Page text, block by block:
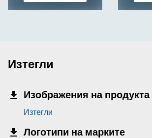
Изтегли
Изображения на продукта
Изтегли
Логотипи на марките